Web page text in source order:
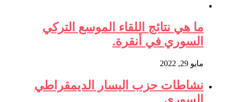
ما هي نتائج اللقاء الموسع التركي
السوري في أنقرة.
مايو 29, 2022
نشاطات حزب اليسار الديمقراطي